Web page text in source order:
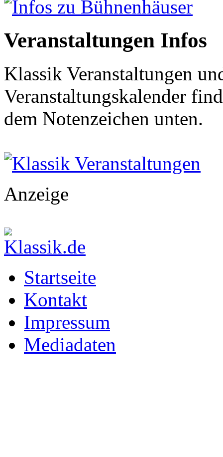
Infos zu Bühnenhäuser
Veranstaltungen Infos
Klassik Veranstaltungen
Veranstaltungskalender
dem Notenzeichen unten.
Klassik Veranstaltungen
Anzeige
Startseite
Kontakt
Impressum
Mediadaten